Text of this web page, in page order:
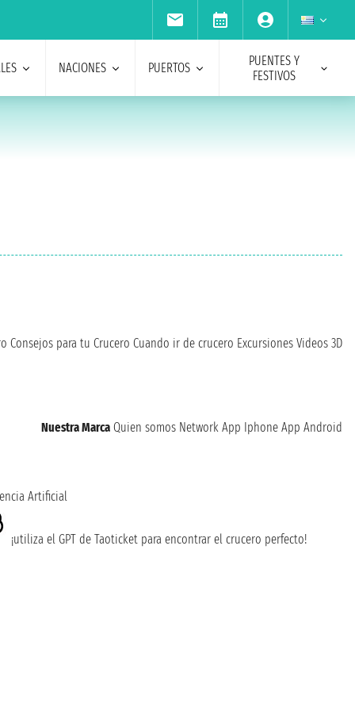
NACIONES PUERTOS
PUENTES Y
FESTIVOS
Consejos para tu Crucero Cuando ir de crucero Excursiones Videos 3D
Nuestra Marca Quien somos Network App Iphone App Android
Artificial
¡utiliza el GPT de Taoticket para encontrar el crucero perfecto!